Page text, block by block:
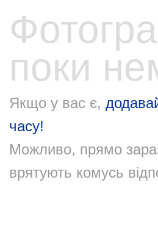
поки
Якщо у вас є,
часу!
Можливо, прямо
врятують комусь